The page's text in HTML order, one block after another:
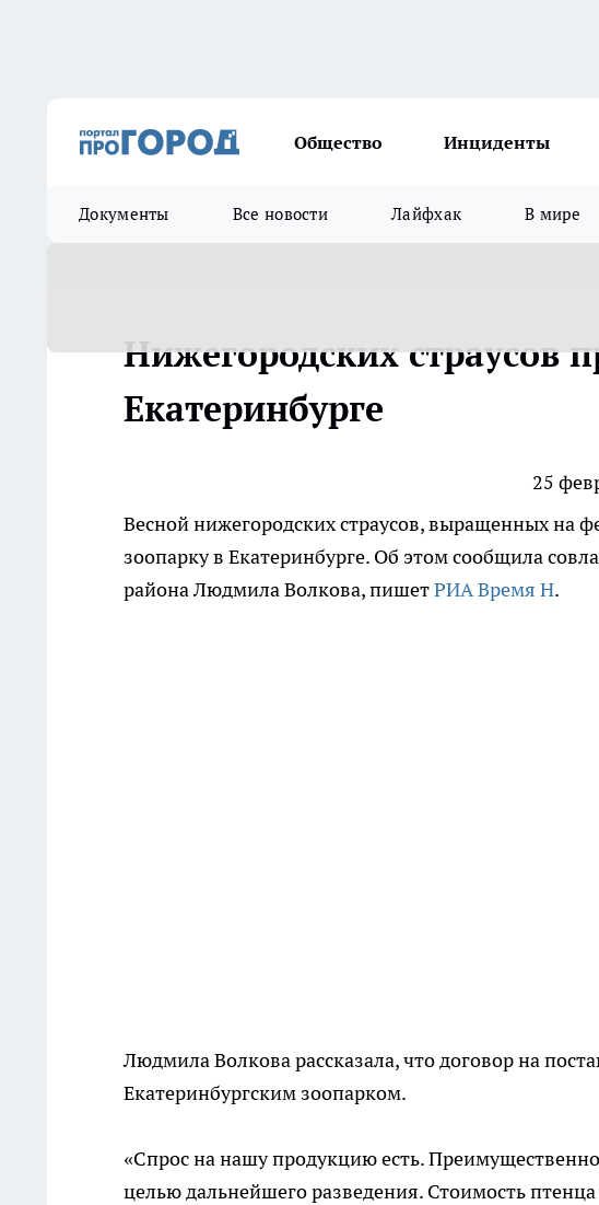
Общество Инциденты
Документы Все новости Лайфхак В мире
Нижегородских страусов
Екатеринбурге
25
Весной нижегородских страусов, выращенных на
зоопарку в Екатеринбурге. Об этом сообщила
района Людмила Волкова, пишетРИА Время Н.
Людмила Волкова рассказала, что договор на
Екатеринбургским зоопарком.
«Спрос на нашу продукцию есть.
целью дальнейшего разведения. Стоимость птенца